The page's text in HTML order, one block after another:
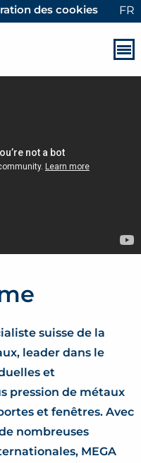
des cookies FR
suisse de la
leader dans le
et
pression de métaux
et fenêtres. Avec
nombreuses
MEGA